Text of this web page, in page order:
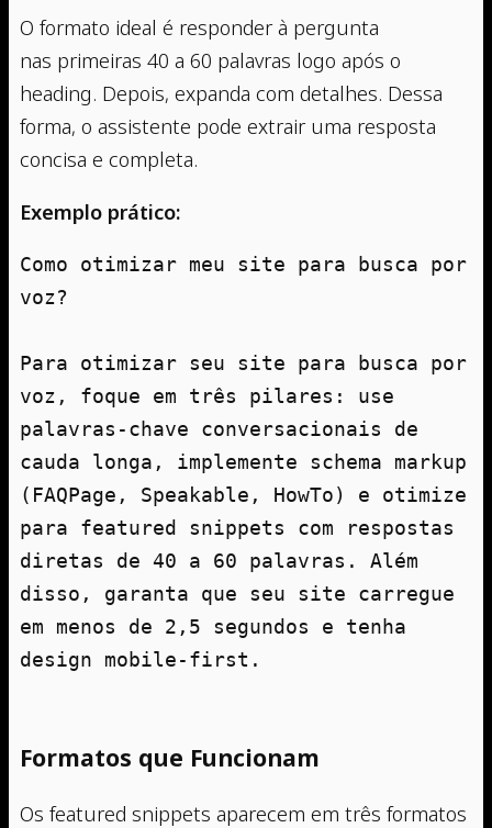
O formato ideal é responder à pergunta
nas primeiras 40 a 60 palavras logo após o
heading. Depois, expanda com detalhes. Dessa
forma, o assistente pode extrair uma resposta
concisa e completa.
Exemplo prático:
Como otimizar meu site para busca por
voz?
Para otimizar seu site para busca por
voz, foque em três pilares: use
palavras-chave conversacionais de
cauda longa, implemente schema markup
(FAQPage, Speakable, HowTo) e otimize
para featured snippets com respostas
diretas de 40 a 60 palavras. Além
disso, garanta que seu site carregue
em menos de 2,5 segundos e tenha
design mobile-first.
Formatos que Funcionam
Os featured snippets aparecem em três formatos